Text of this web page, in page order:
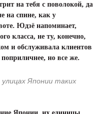
на тебя с поволокой, да
на спине, как у
Юдзё напоминает,
класса, не ту, конечно,
и обслуживала клиентов
но все же.
Японии таких